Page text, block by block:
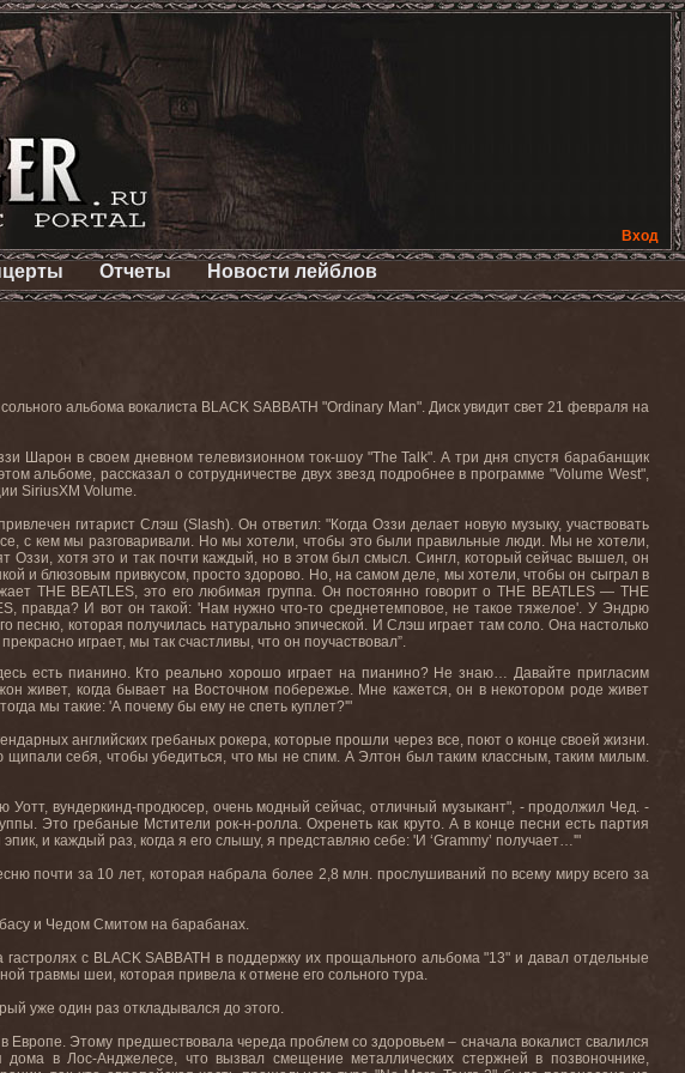
Вход
Отчеты Новости лейблов
альбома вокалиста BLACK SABBATH "Ordinary Man". Диск увидит свет21 февраля на
Шарон в своем дневном телевизионном ток-шоу "The Talk". А три дня спустя барабанщик
альбоме, рассказал о сотрудничестве двух звезд подробнее в программе "Volume West",
SiriusXM Volume.
гитарист Слэш (Slash). Он ответил: "Когда Оззи делает новую музыку, участвовать
с кем мы разговаривали. Но мы хотели, чтобы это были правильные люди. Мы не хотели,
хотя это и так почти каждый, но в этом был смысл. Сингл, который сейчас вышел, он
и блюзовым привкусом, просто здорово. Но, на самом деле, мы хотели, чтобы он сыграл в
THE BEATLES, это его любимая группа. Он постоянно говорит оTHE BEATLES — THE
, правда? И вот он такой: 'Нам нужно что-то среднетемповое, не такое тяжелое'. У Эндрю
песню, которая получилась натурально эпической. И Слэш играет там соло. Она настолько
играет, мы так счастливы, что он поучаствовал”.
есть пианино. Кто реально хорошо играет на пианино? Не знаю…Давайте пригласим
живет, когда бывает на Восточном побережье. Мне кажется, он в некотором роде живет
мы такие: 'А почему бы ему не спеть куплет?'"
английских гребаных рокера, которые прошли через все, поют о конце своей жизни.
себя, чтобы убедиться, что мы не спим. А Элтон был таким классным,таким милым.
Уотт, вундеркинд-продюсер, очень модный сейчас, отличный музыкант", - продолжил Чед. -
Это гребаные Мстители рок-н-ролла.Охренеть как круто. А в конце песни есть партия
и каждый раз, когда я его слышу, я представляю себе: 'И ‘Grammy’ получает…'"
почти за 10 лет, которая набрала более 2,8 млн. прослушиваний по всему миру всего за
и Чедом Смитом на барабанах.
с BLACK SABBATH в поддержку их прощального альбома "13" и давал отдельные
травмы шеи, которая привела к отмене его сольного тура.
уже один раз откладывался до этого.
Этому предшествовала череда проблем со здоровьем – сначала вокалист свалился
в Лос-Анджелесе, что вызвал смещение металлических стержней в позвоночнике,